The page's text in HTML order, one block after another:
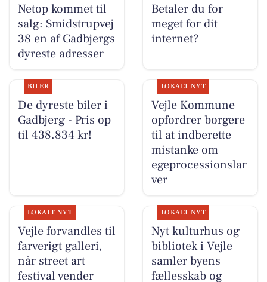
Netop kommet til
salg: Smidstrupvej
38 en af Gadbjergs
dyreste adresser
Betaler du for
meget for dit
internet?
BILER
De dyreste biler i
Gadbjerg - Pris op
til 438.834 kr!
LOKALT NYT
Vejle Kommune
opfordrer borgere
til at indberette
mistanke om
egeprocessionslar
ver
LOKALT NYT
Vejle forvandles til
farverigt galleri,
når street art
festival vender
LOKALT NYT
Nyt kulturhus og
bibliotek i Vejle
samler byens
fællesskab og